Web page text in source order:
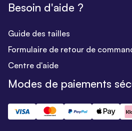
Besoin d'aide ?
Guide des tailles
Formulaire de retour de
Centre d'aide
Modes de paiements